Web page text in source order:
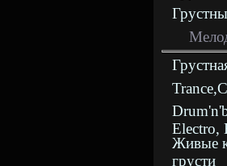
Electro,
Живые
грусти